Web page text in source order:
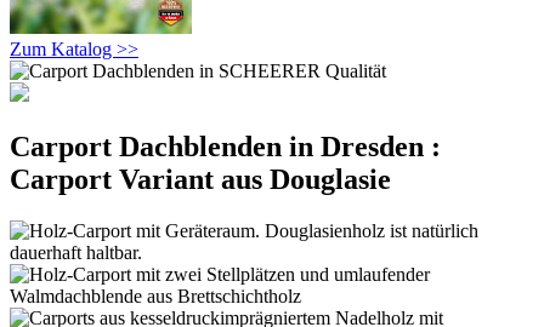
Zum Katalog >>
Carport Dachblenden in Dresden :
Carport Variant aus Douglasie